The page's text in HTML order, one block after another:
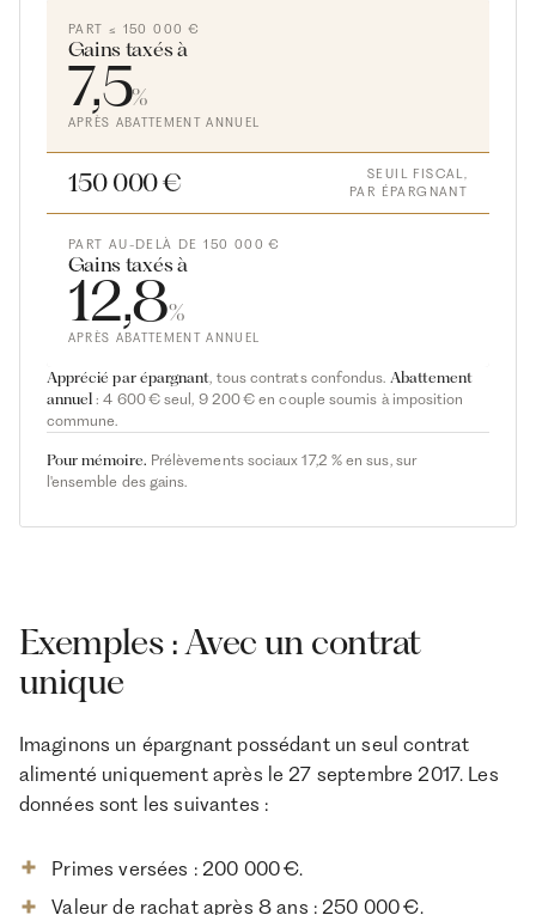
PART ≤ 150 000 €
Gains taxés à
7,5%
APRÈS ABATTEMENT ANNUEL
150 000 €
SEUIL FISCAL,
PAR ÉPARGNANT
PART AU-DELÀ DE 150 000 €
Gains taxés à
12,8%
APRÈS ABATTEMENT ANNUEL
Apprécié par épargnant, tous contrats confondus. Abattement
annuel : 4 600 € seul, 9 200 € en couple soumis à imposition
commune.
Pour mémoire. Prélèvements sociaux 17,2 % en sus, sur
l'ensemble des gains.
Exemples : Avec un contrat
unique
Imaginons un épargnant possédant un seul contrat
alimenté uniquement après le 27 septembre 2017. Les
données sont les suivantes :
Primes versées : 200 000 €.
Valeur de rachat après 8 ans : 250 000 €.